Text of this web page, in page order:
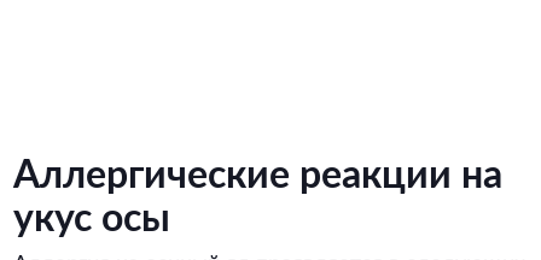
Аллергические реакции на
укус осы